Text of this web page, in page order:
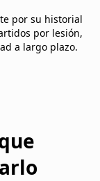
por su historial
por lesión,
a largo plazo.